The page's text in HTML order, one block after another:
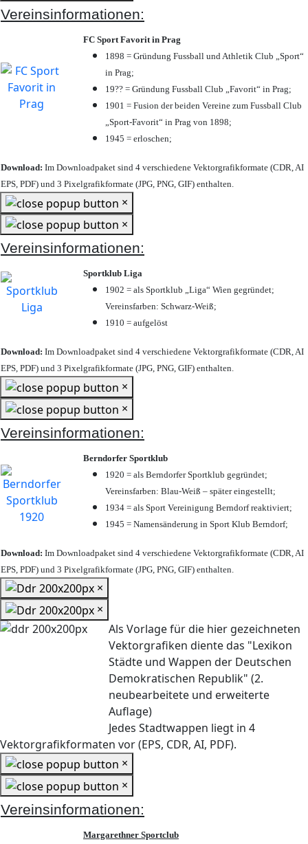
Vereinsinformationen:
FC Sport Favorit in Prag
1898 = Gründung Fussball und Athletik Club „Sport“
in Prag;
19?? = Gründung Fussball Club „Favorit“ in Prag;
1901 = Fusion der beiden Vereine zum Fussball Club
„Sport-Favorit“ in Prag von 1898;
1945 = erloschen;
Download: Im Downloadpaket sind 4 verschiedene Vektorgrafikformate (CDR, AI
EPS, PDF) und 3 Pixelgrafikformate (JPG, PNG, GIF) enthalten.
×
×
Vereinsinformationen:
Sportklub Liga
1902 = als Sportklub „Liga“ Wien gegründet;
Vereinsfarben: Schwarz-Weiß;
1910 = aufgelöst
Download: Im Downloadpaket sind 4 verschiedene Vektorgrafikformate (CDR, AI
EPS, PDF) und 3 Pixelgrafikformate (JPG, PNG, GIF) enthalten.
×
×
Vereinsinformationen:
Berndorfer Sportklub
1920 = als Berndorfer Sportklub gegründet;
Vereinsfarben: Blau-Weiß – später eingestellt;
1934 = als Sport Vereinigung Berndorf reaktiviert;
1945 = Namensänderung in Sport Klub Berndorf;
Download: Im Downloadpaket sind 4 verschiedene Vektorgrafikformate (CDR, AI
EPS, PDF) und 3 Pixelgrafikformate (JPG, PNG, GIF) enthalten.
×
×
Als Vorlage für die hier gezeichneten
Vektorgrafiken diente das "Lexikon
Städte und Wappen der Deutschen
Demokratischen Republik" (2.
neubearbeitete und erweiterte
Auflage)
Jedes Stadtwappen liegt in 4
Vektorgrafikformaten vor (EPS, CDR, AI, PDF).
×
×
Vereinsinformationen:
Margarethner Sportclub